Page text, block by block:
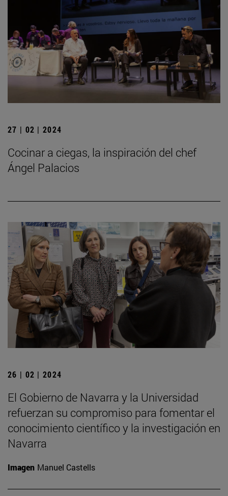
27 | 02 | 2024
Cocinar a ciegas, la inspiración del chef
Ángel Palacios
26 | 02 | 2024
El Gobierno de Navarra y la Universidad
refuerzan su compromiso para fomentar el
conocimiento científico y la investigación en
Navarra
Imagen Manuel Castells